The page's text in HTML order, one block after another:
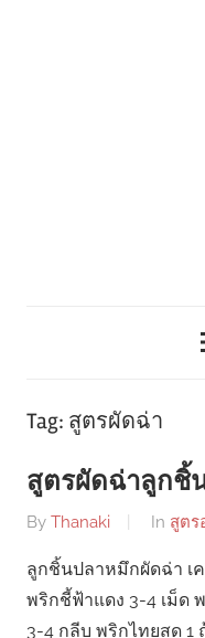
Tag: สูตรผัดฉ่า
สูตรผัดฉ่าลูกชิ้
By Thanaki In สูตร
ลูกชิ้นปลาหมึกผัดฉ่า เ
พริกชี้ฟ้าแดง 3-4 เม็ด
3-4 กลีบ พริกไทยสด 1